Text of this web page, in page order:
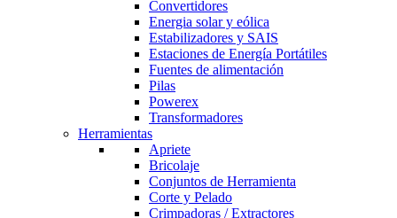
Convertidores
Energia solar y eólica
Estabilizadores y SAIS
Estaciones de Energía Portátiles
Fuentes de alimentación
Pilas
Powerex
Transformadores
Herramientas
Apriete
Bricolaje
Conjuntos de Herramienta
Corte y Pelado
Crimpadoras / Extractores